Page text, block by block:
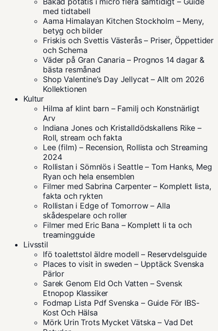
med tidtabell
Aama Himalayan Kitchen Stockholm – Meny,
betyg och bilder
Friskis och Svettis Västerås – Priser, Öppettider
och Schema
Väder på Gran Canaria – Prognos 14 dagar &
bästa resmånad
Shop Valentine’s Day Jellycat – Allt om 2026
Kollektionen
Kultur
Hilma af klint barn – Familj och Konstnärligt
Arv
Indiana Jones och Kristalldödskallens Rike –
Roll, stream och fakta
Lee (film) – Recension, Rollista och Streaming
2024
Rollistan i Sömnlös i Seattle – Tom Hanks, Meg
Ryan och hela ensemblen
Filmer med Sabrina Carpenter – Komplett lista,
fakta och rykten
Rollistan i Edge of Tomorrow – Alla
skådespelare och roller
Filmer med Eric Bana – Komplett li ta och
treamingguide
Livsstil
Ifö toalettstol äldre modell – Reservdelsguide
Places to visit in sweden – Upptäck Svenska
Pärlor
Sarek Genom Eld Och Vatten – Svensk
Etnopop Klassiker
Fodmap Lista Pdf Svenska – Guide För IBS-
Kost Och Hälsa
Mörk Urin Trots Mycket Vätska – Vad Det